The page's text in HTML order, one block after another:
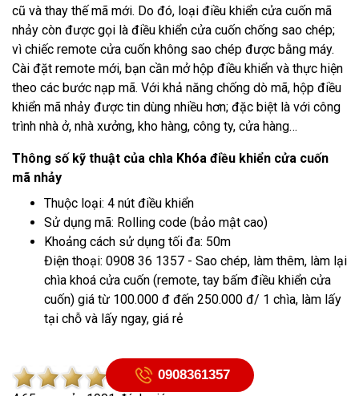
cũ và thay thế mã mới. Do đó, loại điều khiển cửa cuốn mã
nhảy còn được gọi là điều khiển cửa cuốn chống sao chép;
vì chiếc remote cửa cuốn không sao chép được bằng máy.
Cài đặt remote mới, bạn cần mở hộp điều khiển và thực hiện
theo các bước nạp mã. Với khả năng chống dò mã, hộp điều
khiển mã nhảy được tin dùng nhiều hơn; đặc biệt là với công
trình nhà ở, nhà xưởng, kho hàng, công ty, cửa hàng…
Thông số kỹ thuật của chìa Khóa điều khiển cửa cuốn
mã nhảy
Thuộc loại: 4 nút điều khiển
Sử dụng mã: Rolling code (bảo mật cao)
Khoảng cách sử dụng tối đa: 50m
Điện thoại: 0908 36 1357 - Sao chép, làm thêm, làm lại
chìa khoá cửa cuốn (remote, tay bấm điều khiển cửa
cuốn) giá từ 100.000 đ đến 250.000 đ/ 1 chìa, làm lấy
tại chỗ và lấy ngay, giá rẻ
0908361357